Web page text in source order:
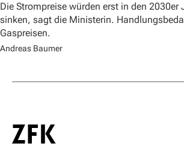
Die Strompreise würden erst in den 2030er
sinken, sagt die Ministerin.
Gaspreisen.
Andreas Baumer